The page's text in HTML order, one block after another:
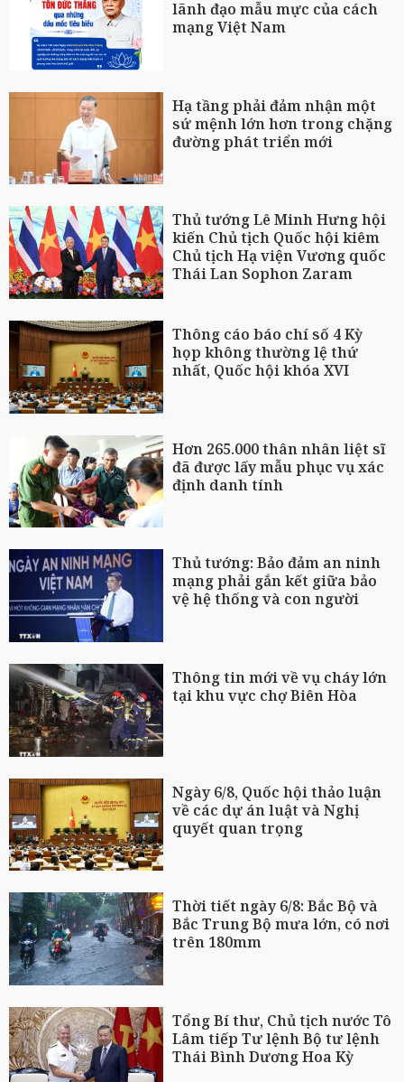
lãnh đạo mẫu mực của cách
mạng Việt Nam
Hạ tầng phải đảm nhận một
sứ mệnh lớn hơn trong chặng
đường phát triển mới
Thủ tướng Lê Minh Hưng hội
kiến Chủ tịch Quốc hội kiêm
Chủ tịch Hạ viện Vương quốc
Thái Lan Sophon Zaram
Thông cáo báo chí số 4 Kỳ
họp không thường lệ thứ
nhất, Quốc hội khóa XVI
Hơn 265.000 thân nhân liệt sĩ
đã được lấy mẫu phục vụ xác
định danh tính
Thủ tướng: Bảo đảm an ninh
mạng phải gắn kết giữa bảo
vệ hệ thống và con người
Thông tin mới về vụ cháy lớn
tại khu vực chợ Biên Hòa
Ngày 6/8, Quốc hội thảo luận
về các dự án luật và Nghị
quyết quan trọng
Thời tiết ngày 6/8: Bắc Bộ và
Bắc Trung Bộ mưa lớn, có nơi
trên 180mm
Tổng Bí thư, Chủ tịch nước Tô
Lâm tiếp Tư lệnh Bộ tư lệnh
Thái Bình Dương Hoa Kỳ